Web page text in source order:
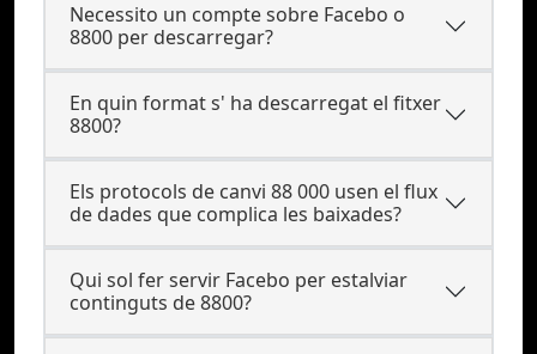
Necessito un compte sobre Facebo o
8800 per descarregar?
En quin format s' ha descarregat el fitxer
8800?
Els protocols de canvi 88 000 usen el flux
de dades que complica les baixades?
Qui sol fer servir Facebo per estalviar
continguts de 8800?